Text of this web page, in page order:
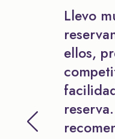
Llevo
ellos,